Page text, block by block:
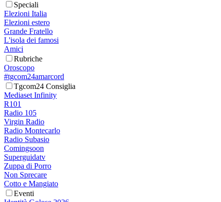
Speciali
Elezioni Italia
Elezioni estero
Grande Fratello
L'isola dei famosi
Amici
Rubriche
Oroscopo
#tgcom24amarcord
Tgcom24 Consiglia
Mediaset Infinity
R101
Radio 105
Virgin Radio
Radio Montecarlo
Radio Subasio
Comingsoon
Superguidatv
Zuppa di Porro
Non Sprecare
Cotto e Mangiato
Eventi